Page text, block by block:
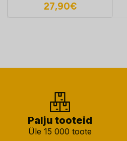
27,90€
Palju tooteid
Üle 15 000 toote